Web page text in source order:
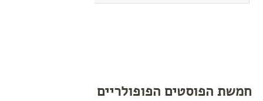
חמשת הפוסטים הפופולריים